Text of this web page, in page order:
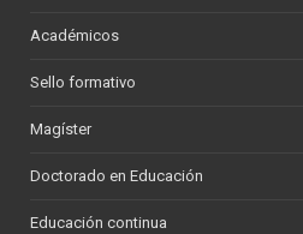
Académicos
Sello formativo
Magíster
Doctorado en Educación
Educación continua